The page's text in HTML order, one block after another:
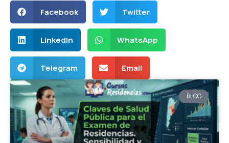
Facebook Twitter
LinkedIn WhatsApp
Telegram Email
BLOG